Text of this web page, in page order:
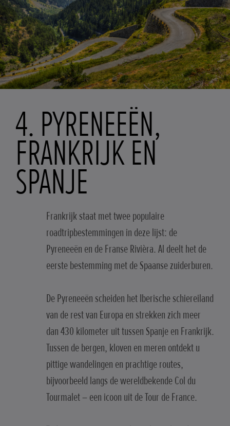
4. PYRENEEËN,
FRANKRIJK EN
SPANJE
Frankrijk staat met twee populaire
roadtripbestemmingen in deze lijst: de
Pyreneeën en de Franse Rivièra. Al deelt het de
eerste bestemming met de Spaanse zuiderburen.
De Pyreneeën scheiden het Iberische schiereiland
van de rest van Europa en strekken zich meer
dan 430 kilometer uit tussen Spanje en Frankrijk.
Tussen de bergen, kloven en meren ontdekt u
pittige wandelingen en prachtige routes,
bijvoorbeeld langs de wereldbekende Col du
Tourmalet – een icoon uit de Tour de France.